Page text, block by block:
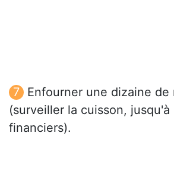
Enfourner une dizaine de
(surveiller la cuisson,
financiers).